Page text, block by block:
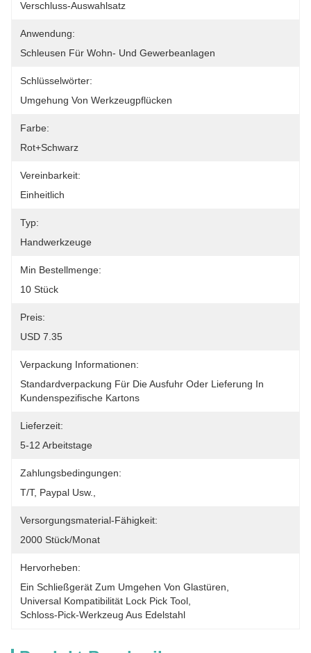
Verschluss-Auswahlsatz
Anwendung:
Schleusen Für Wohn- Und Gewerbeanlagen
Schlüsselwörter:
Umgehung Von Werkzeugpflücken
Farbe:
Rot+schwarz
Vereinbarkeit:
Einheitlich
Typ:
Handwerkzeuge
Min Bestellmenge:
10 Stück
Preis:
USD 7.35
Verpackung Informationen:
Standardverpackung Für Die Ausfuhr Oder Lieferung In
Kundenspezifische Kartons
Lieferzeit:
5-12 Arbeitstage
Zahlungsbedingungen:
T/T, Paypal Usw.,
Versorgungsmaterial-Fähigkeit:
2000 Stück/Monat
Hervorheben:
Ein Schließgerät Zum Umgehen Von Glastüren
Universal Kompatibilität Lock Pick Tool
Schloss-Pick-Werkzeug Aus Edelstahl